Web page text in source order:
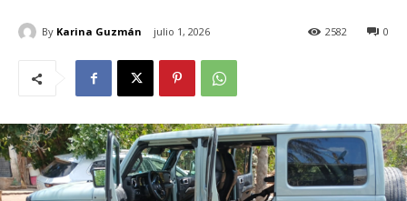
By Karina Guzmán julio 1, 2026 0
2582